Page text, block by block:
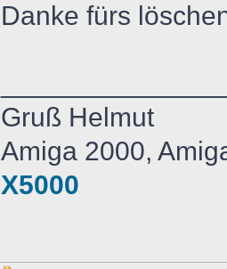
Danke fürs
Gruß Helmut
Amiga 2000,
X5000